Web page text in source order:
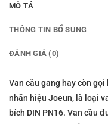
MÔ TẢ
THÔNG TIN BỔ SUNG
ĐÁNH GIÁ (0)
Van cầu gang hay còn
nhãn hiệu Joeun, là loại
bích DIN PN16. Van cầu